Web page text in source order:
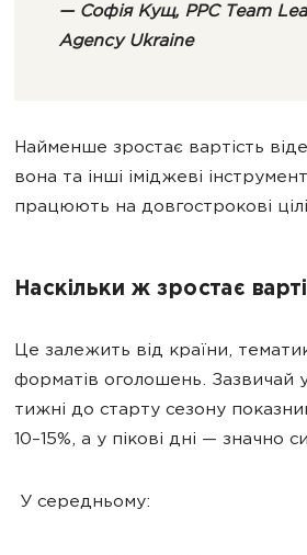
— Софія Кущ, PPC Team
Agency Ukraine
Найменше зростає вартість
вона та інші іміджеві
працюють на довгострокові
Наскільки ж зростає
Це залежить від країни,
форматів оголошень. Зазвичай
тижні до старту сезону
10–15%, а у пікові дні — значно
У середньому: